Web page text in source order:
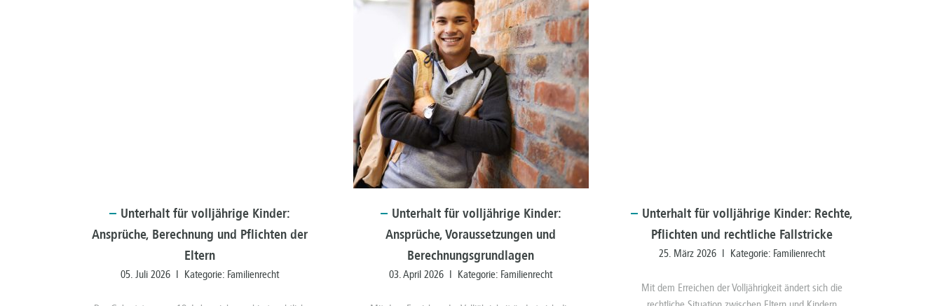
Unterhalt für volljährige Kinder:
Ansprüche, Berechnung und Pflichten der
Eltern
05. Juli 2026 I Kategorie: Familienrecht
Unterhaltfür volljährige Kinder:
Ansprüche, Voraussetzungen und
Berechnungsgrundlagen
03. April 2026 I Kategorie: Familienrecht
Unterhalt für volljährige Kinder: Rechte,
Pflichten und rechtliche Fallstricke
25. März 2026 I Kategorie: Familienrecht
Mit dem Erreichen der Volljährigkeit ändert sich die